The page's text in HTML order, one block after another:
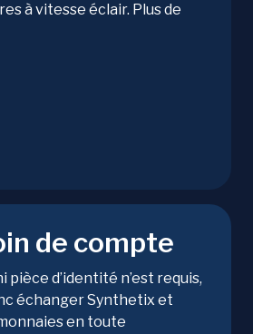
à vitesse éclair. Plus de
de compte
pièce d’identité n’est requis,
échanger Synthetix et
en toute